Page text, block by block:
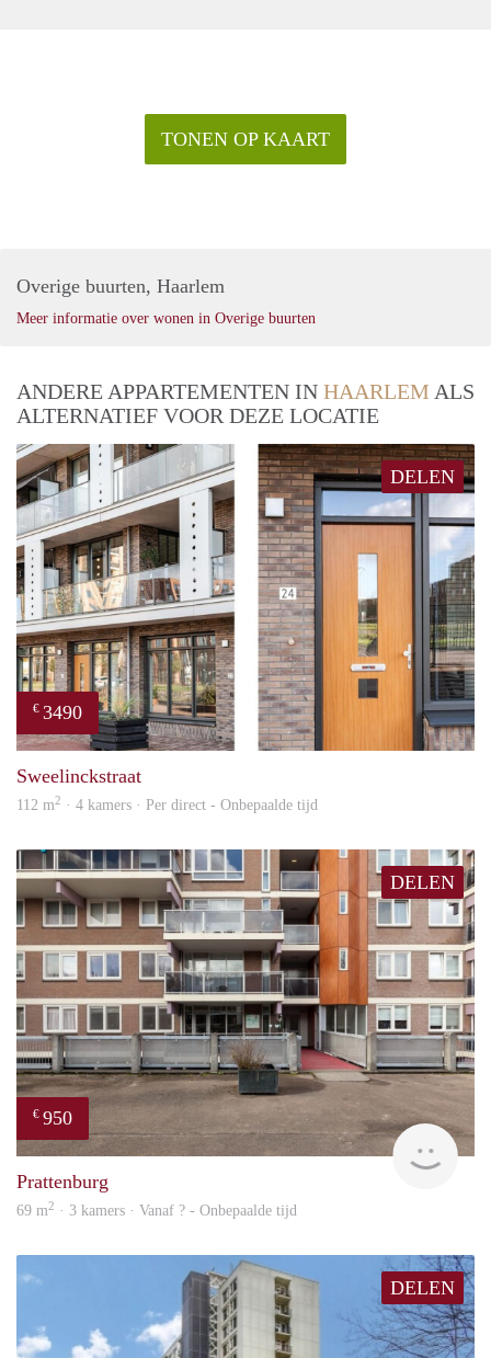
TONEN OP KAART
Overige buurten, Haarlem
Meer informatie over wonen in Overige buurten
ANDERE APPARTEMENTEN IN HAARLEM ALS
ALTERNATIEF VOOR DEZE LOCATIE
DELEN
€ 3490
Sweelinckstraat
112 m2 · 4 kamers · Per direct - Onbepaalde tijd
DELEN
€ 950
Prattenburg
69 m2 · 3 kamers · Vanaf ? - Onbepaalde tijd
DELEN